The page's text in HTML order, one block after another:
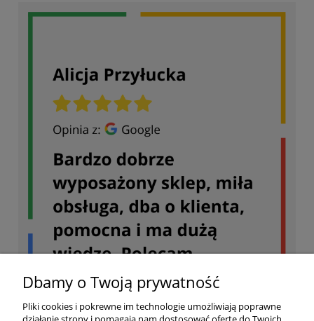
Dbamy o Twoją prywatność
Pliki cookies i pokrewne im technologie umożliwiają poprawne